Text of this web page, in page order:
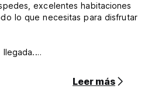
excelentes habitaciones
lo que necesitas para disfrutar
Leer más